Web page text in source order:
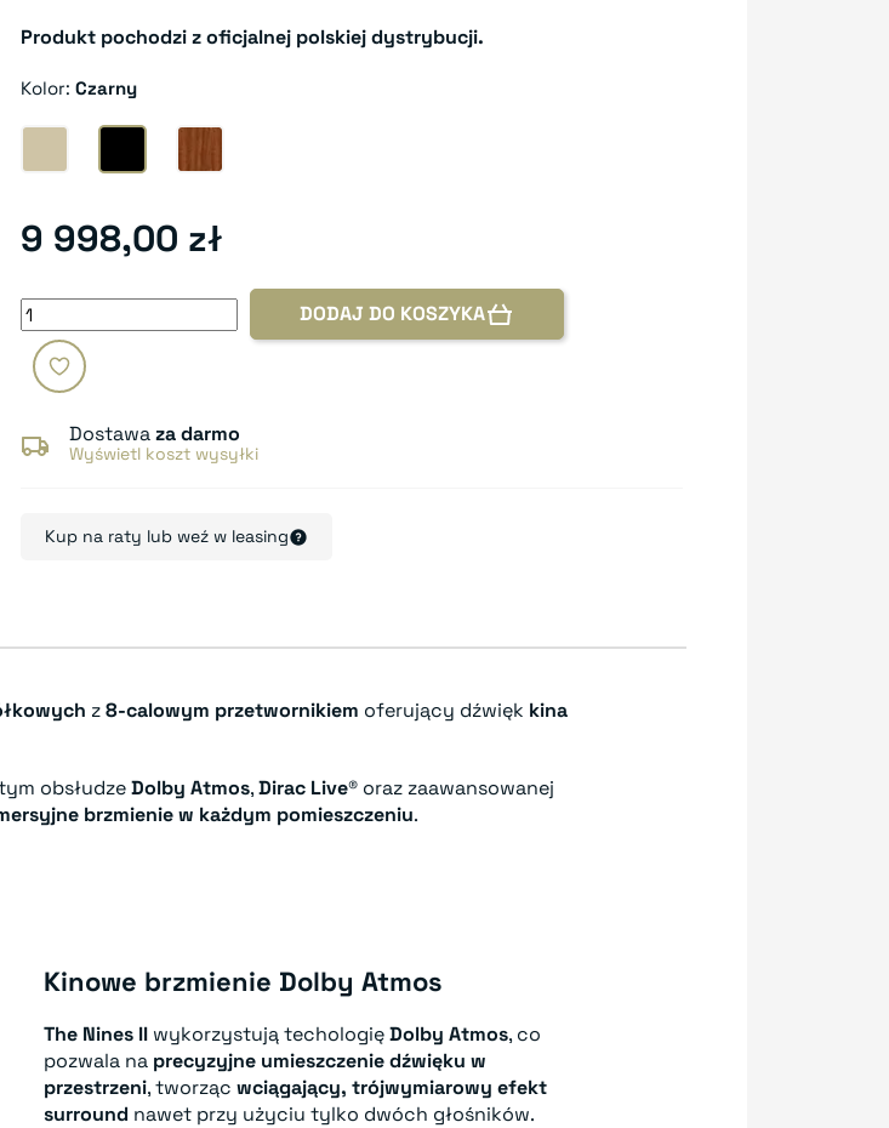
Produkt pochodzi z oficjalnej polskiej dystrybucji.
Kolor:Czarny
Dąb Czarny Orzech
9 998,00 zł
DODAJ DO KOSZYKA
Dostawaza darmo
Wyświetl koszt wysyłki
Kup na raty lub weź w leasing
z8-calowym przetwornikiem oferujący dźwięk kina
obsłudzeDolby Atmos,Dirac Live® oraz zaawansowanej
brzmienie w każdym pomieszczeniu.
Kinowe brzmienie Dolby Atmos
The Nines II wykorzystują techologięDolby Atmos, co
pozwala na precyzyjne umieszczenie dźwięku w
przestrzeni, tworząc wciągający, trójwymiarowy efekt
surround nawet przy użyciu tylko dwóch głośników.